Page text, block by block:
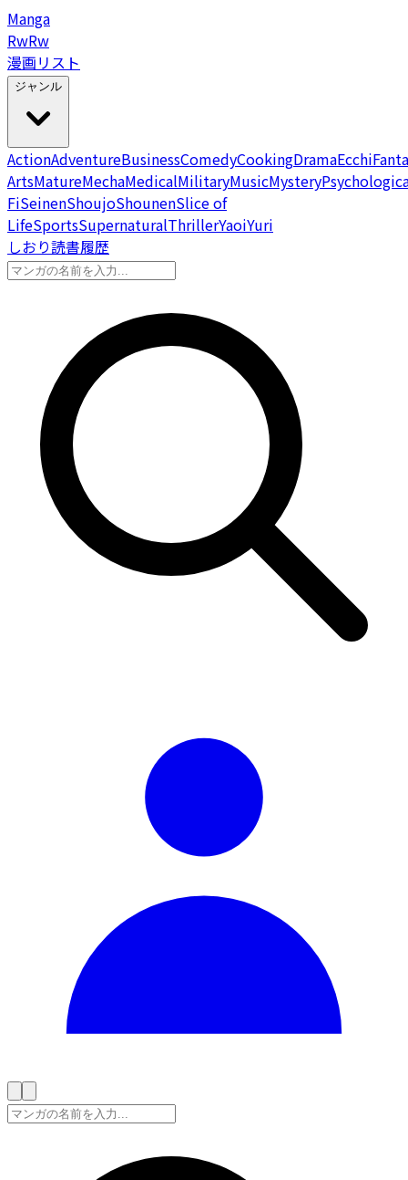
Manga
RwRw
漫画リスト
ジャンル
ActionAdventureBusinessComedyCookingDramaEcchi
ArtsMatureMechaMedicalMilitaryMusicMystery
FiSeinenShoujoShounenSlice of
LifeSportsSupernaturalThrillerYaoiYuri
しおり読書履歴